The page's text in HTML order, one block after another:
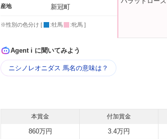
産地 新冠町
※性別の色分け [ :牡馬 :牝馬 ]
Agent i に聞いてみよう
ニシノレオニダス 馬名の意味は？
本賞金 付加賞金
860万円 3.4万円